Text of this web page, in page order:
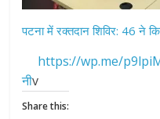
पटना में रक्तदान शिविर: 46 ने
https://wp.me/
नीv
Share this: